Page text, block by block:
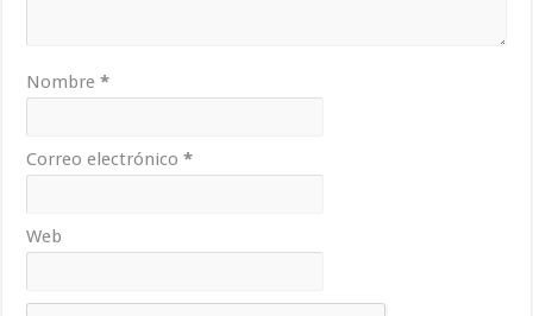
Nombre*
Correo electrónico*
Web